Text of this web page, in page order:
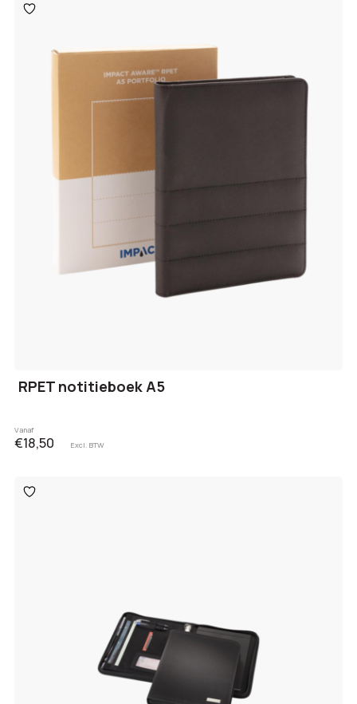
Toevoegen
aan
RPET notitieboek A5
Vanaf
€18,50 Excl. BTW
Toevoegen
aan